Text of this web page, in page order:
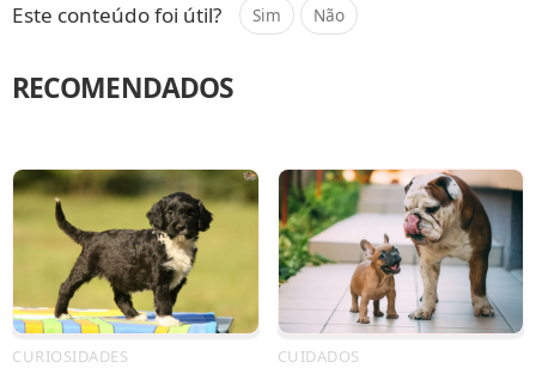
Este conteúdo foi útil? Sim Não
RECOMENDADOS
CURIOSIDADES CUIDADOS